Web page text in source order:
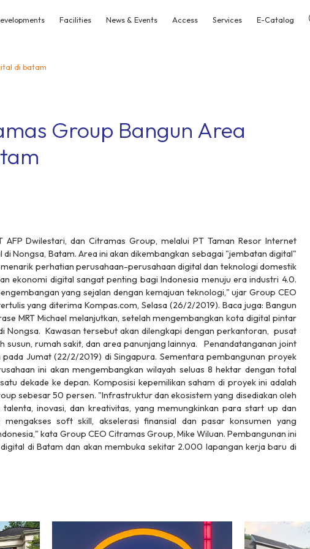
Facilities News & Events Access Services E-Catalog
di batam
Group Bangun Area
AFP Dwilestari, dan Citramas Group, melalui PT Taman Resor Internet
Nongsa, Batam. Area ini akan dikembangkan sebagai "jembatan digital"
perhatian perusahaan-perusahaan digital dan teknologi domestik
ekonomi digital sangat penting bagi Indonesia menuju era industri 4.0.
yang sejalan dengan kemajuan teknologi," ujar Group CEO
yang diterima Kompas.com, Selasa (26/2/2019). Baca juga: Bangun
MRT Michael melanjutkan, setelah mengembangkan kota digital pintar
Nongsa. Kawasan tersebut akan dilengkapi dengan perkantoran, pusat
susun, rumah sakit, dan area panunjang lainnya. Penandatanganan joint
Jumat (22/2/2019) di Singapura. Sementara pembangunan proyek
ini akan mengembangkan wilayah seluas 8 hektar dengan total
dekade ke depan. Komposisi kepemilikan saham di proyek ini adalah
sebesar 50 persen. "Infrastruktur dan ekosistem yang disediakan oleh
inovasi, dan kreativitas, yang memungkinkan para start up dan
soft skill, akselerasi finansial dan pasar konsumen yang
kata Group CEO Citramas Group, Mike Wiluan. Pembangunan ini
di Batam dan akan membuka sekitar 2.000 lapangan kerja baru di